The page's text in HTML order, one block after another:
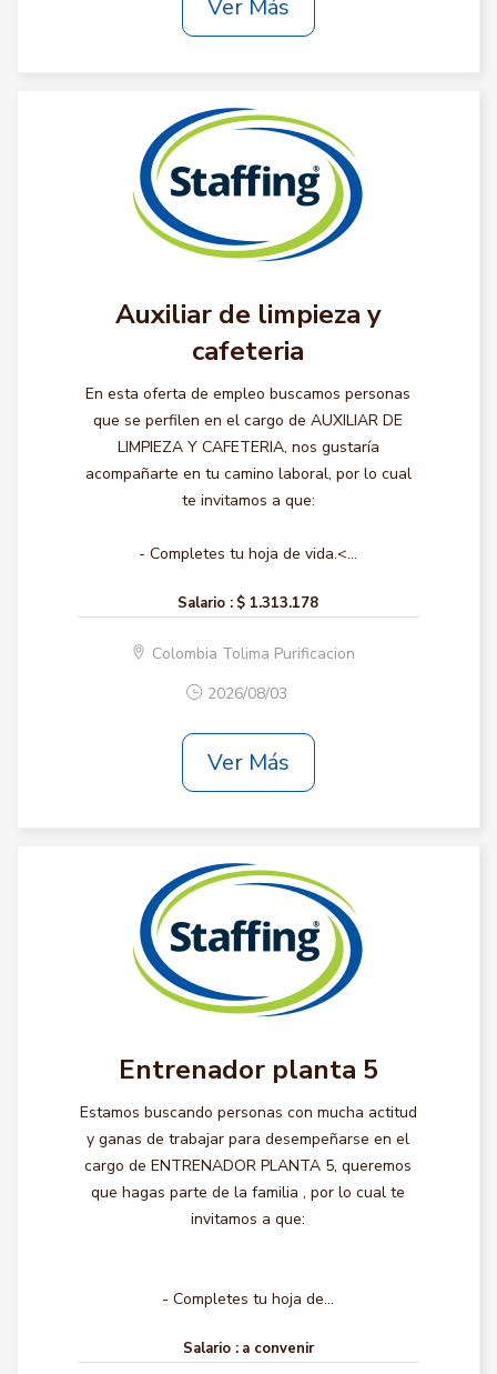
Ver Más
Auxiliar de limpieza y
cafeteria
En esta oferta de empleo buscamos personas
que se perfilen en el cargo de AUXILIAR DE
LIMPIEZA Y CAFETERIA, nos gustaría
acompañarte en tu camino laboral, por lo cual
te invitamos a que:
- Completes tu hoja de vida.<...
Salario : $ 1.313.178
Colombia Tolima Purificacion
2026/08/03
Ver Más
Entrenador planta 5
Estamos buscando personas con mucha actitud
y ganas de trabajar para desempeñarse en el
cargo de ENTRENADOR PLANTA 5, queremos
que hagas parte de la familia , por lo cual te
invitamos a que:
- Completes tu hoja de...
Salario : a convenir